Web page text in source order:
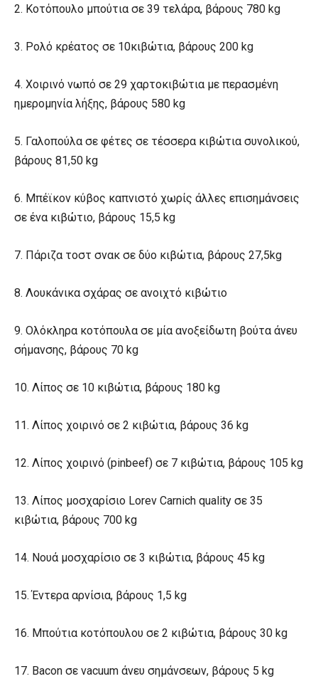
2. Κοτόπουλο μπούτια σε 39 τελάρα, βάρους 780 kg
3. Ρολό κρέατος σε 10κιβώτια, βάρους 200 kg
4. Χοιρινό νωπό σε 29 χαρτοκιβώτια με περασμένη
ημερομηνία λήξης, βάρους 580 kg
5. Γαλοπούλα σε φέτες σε τέσσερα κιβώτια συνολικού,
βάρους 81,50 kg
6. Μπέϊκον κύβος καπνιστό χωρίς άλλες επισημάνσεις
σε ένα κιβώτιο, βάρους 15,5 kg
7. Πάριζα τοστ σνακ σε δύο κιβώτια, βάρους 27,5kg
8. Λουκάνικα σχάρας σε ανοιχτό κιβώτιο
9. Ολόκληρα κοτόπουλα σε μία ανοξείδωτη βούτα άνευ
σήμανσης, βάρους 70 kg
10. Λίπος σε 10 κιβώτια, βάρους 180 kg
11. Λίπος χοιρινό σε 2 κιβώτια, βάρους 36 kg
12. Λίπος χοιρινό (pinbeef) σε 7 κιβώτια, βάρους 105 kg
13. Λίπος μοσχαρίσιο Lorev Carnich quality σε 35
κιβώτια, βάρους 700 kg
14. Noυά μοσχαρίσιο σε 3 κιβώτια, βάρους 45 kg
15. Έντερα αρνίσια, βάρους 1,5 kg
16. Μπούτια κοτόπουλου σε 2 κιβώτια, βάρους 30 kg
17. Bacon σε vacuum άνευ σημάνσεων, βάρους 5 kg